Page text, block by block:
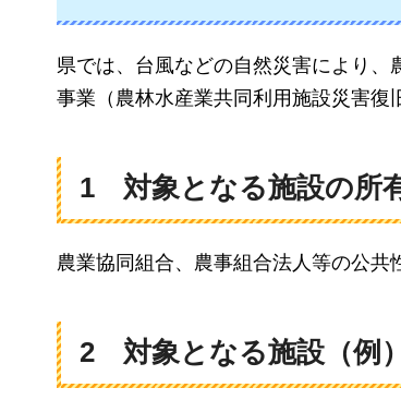
県では、台風などの自然災害により
事業（農林水産業共同利用施設災害復
1 対象となる施設の所
農業協同組合、農事組合法人等の公共
2 対象となる施設（例）